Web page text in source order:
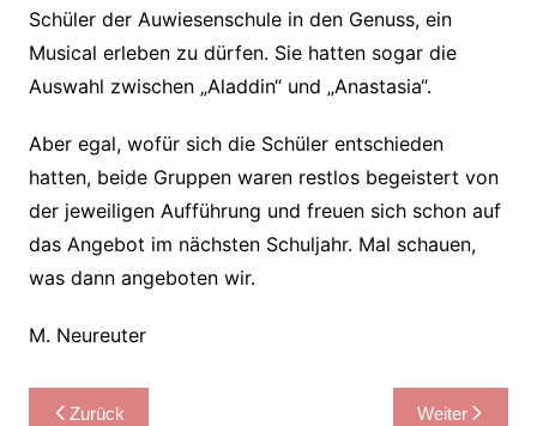
Schüler der Auwiesenschule in den Genuss, ein
Musical erleben zu dürfen. Sie hatten sogar die
Auswahl zwischen „Aladdin“ und „Anastasia“.
Aber egal, wofür sich die Schüler entschieden
hatten, beide Gruppen waren restlos begeistert von
der jeweiligen Aufführung und freuen sich schon auf
das Angebot im nächsten Schuljahr. Mal schauen,
was dann angeboten wir.
M. Neureuter
Beitragsnavigation
Zurück Weiter